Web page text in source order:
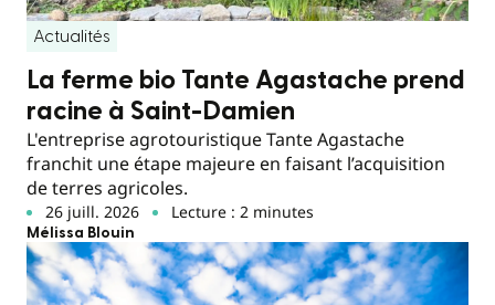
Actualités
La ferme bio Tante Agastache prend
racine à Saint-Damien
L'entreprise agrotouristique Tante Agastache
franchit une étape majeure en faisant l’acquisition
de terres agricoles.
26 juill. 2026 Lecture : 2 minutes
Mélissa Blouin